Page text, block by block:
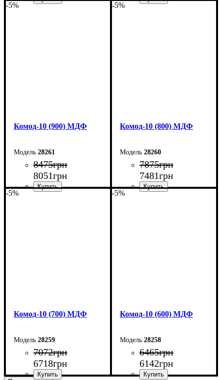
-5%
Комод-10 (900) МДФ
28261
8475грн
8051грн
-5%
Комод-10 (800) МДФ
28260
7875грн
7481грн
-5%
Комод-10 (700) МДФ
28259
7072грн
6718грн
-5%
Комод-10 (600) МДФ
28258
6465грн
6142грн